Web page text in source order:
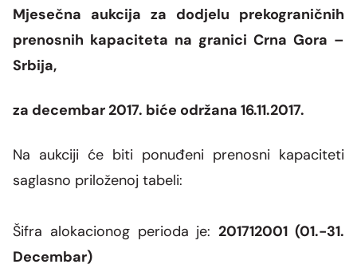
Energetska zajednica
Dalekovodna mreža
Naše kompanije
CGES i životna sredina
Organizaciona šema
Vijesti i događaji
Foto
Međunarodni propisi
Zakoni
Podzakonski akti
Regulatorni okvir
Interna akta CGES-a
Zaštita podataka o ličnosti
Mjesečna aukcija za dodjelu prekograničnih
prenosnih kapaciteta na granici Crna Gora –
Srbija,
za decembar 2017. biće održana 16.11.2017.
Na aukciji će biti ponuđeni prenosni kapaciteti
saglasno priloženoj tabeli:
Šifra alokacionog perioda je:201712001 (01.-31.
Decembar)